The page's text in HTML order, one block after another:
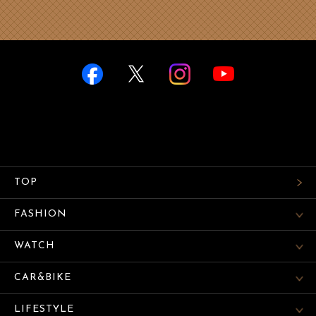
TOP
FASHION
WATCH
CAR&BIKE
LIFESTYLE